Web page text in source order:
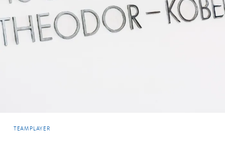
DAS GZH
TEAMPLAYER